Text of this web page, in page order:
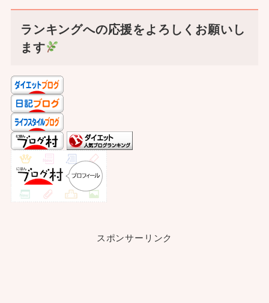
ランキングへの応援をよろしくお願いし
ます
スポンサーリンク